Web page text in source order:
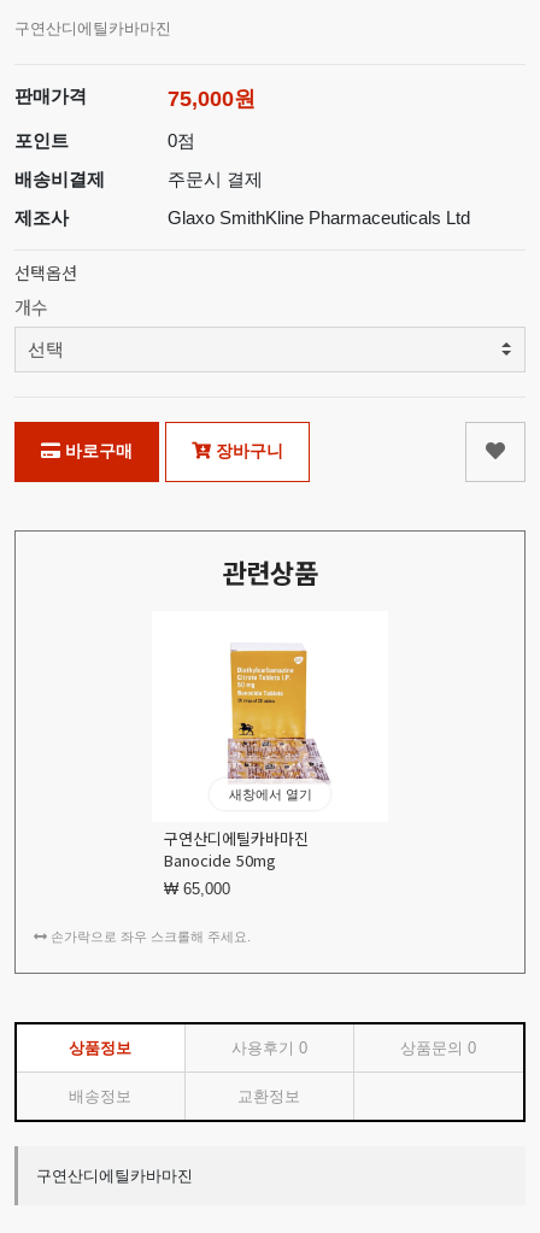
구연산디에틸카바마진
판매가격 75,000원
포인트
0점
배송비결제
주문시 결제
제조사
Glaxo SmithKline Pharmaceuticals Ltd
선택옵션
개수
바로구매 장바구니
관련상품
새창에서 열기
구연산디에틸카바마진
Banocide 50mg
₩ 65,000
손가락으로 좌우 스크롤해 주세요.
상품정보 사용후기 0 상품문의0
배송정보 교환정보
구연산디에틸카바마진